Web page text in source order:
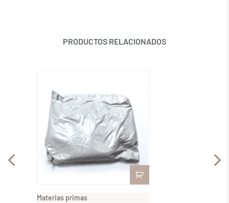
PRODUCTOS RELACIONADOS
Materias primas